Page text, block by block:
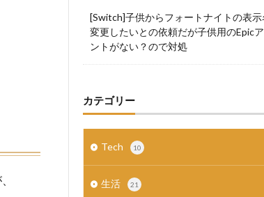
[Switch]子供からフォートナイトの表示
変更したいとの依頼だが子供用のEpic
ントがない？ので対処
カテゴリー
Tech 10
生活 21